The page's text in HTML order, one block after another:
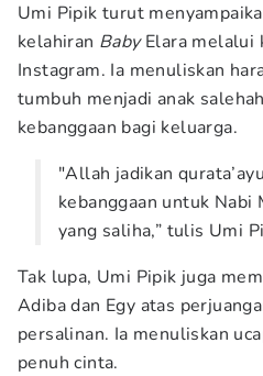
Umi Pipik turut
kelahiran BabyElara melalui
Instagram. Ia menuliskan
tumbuh menjadi anak
kebanggaan bagi keluarga.
"Allah jadikan
kebanggaan untuk Nabi
yang saliha,” tulis Umi
Tak lupa, Umi Pipik juga
Adiba dan Egy atas
persalinan. Ia menuliskan
penuh cinta.